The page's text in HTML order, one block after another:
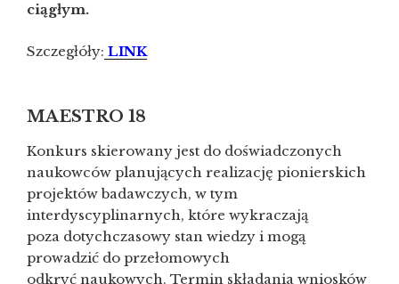
ciągłym.
Szczegłóły: LINK
MAESTRO 18
Konkurs skierowany jest do doświadczonych
naukowców planujących realizację pionierskich
projektów badawczych, w tym
interdyscyplinarnych, które wykraczają
poza dotychczasowy stan wiedzy i mogą
prowadzić do przełomowych
odkryć naukowych. Termin składania wniosków